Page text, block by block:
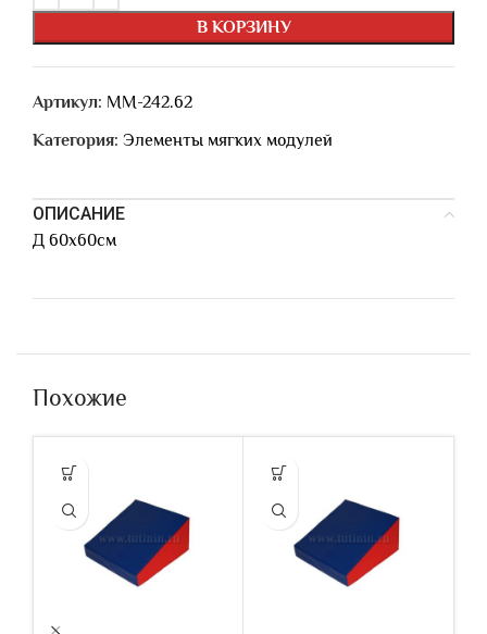
В КОРЗИНУ
Артикул: ММ-242.62
Категория: Элементы мягких модулей
ОПИСАНИЕ
Д 60х60см
Похожие